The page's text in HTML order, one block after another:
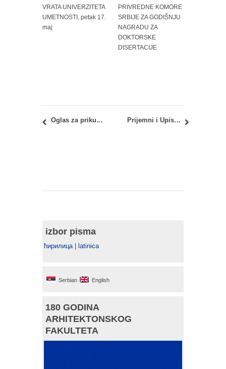
VRATA UNIVERZITETA
UMETNOSTI, petak 17.
maj
PRIVREDNE KOMORE
SRBIJE ZA GODIŠNJU
NAGRADU ZA
DOKTORSKE
DISERTACIJE
Oglas za prikupljanje pisanih ponuda za davanje u zakup stana Prijemni i Upis 2023: Oluka Dekana po žalbama kandidata
izbor pisma
ћирилица latinica
Serbian English
180 GODINA
ARHITEKTONSKOG
FAKULTETA